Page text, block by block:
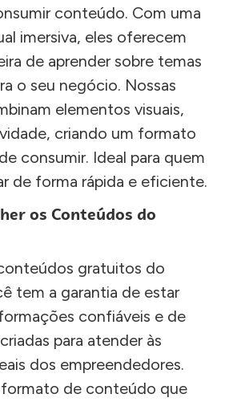
conteúdo. Com uma
imersiva, eles oferecem
de aprender sobre temas
o seu negócio. Nossas
elementos visuais,
criando um formato
consumir. Ideal para quem
de forma rápida e eficiente.
os Conteúdos do
gratuitos do
tem a garantia de estar
confiáveis e de
para atender às
dos empreendedores.
de conteúdo que